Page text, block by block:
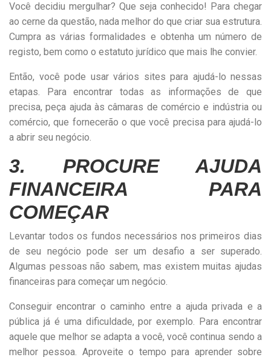
Você decidiu mergulhar? Que seja conhecido! Para chegar
ao cerne da questão, nada melhor do que criar sua estrutura.
Cumpra as várias formalidades e obtenha um número de
registo, bem como o estatuto jurídico que mais lhe convier.
Então, você pode usar vários sites para ajudá-lo nessas
etapas. Para encontrar todas as informações de que
precisa, peça ajuda às câmaras de comércio e indústria ou
comércio, que fornecerão o que você precisa para ajudá-lo
a abrir seu negócio.
3. PROCURE AJUDA
FINANCEIRA PARA
COMEÇAR
Levantar todos os fundos necessários nos primeiros dias
de seu negócio pode ser um desafio a ser superado.
Algumas pessoas não sabem, mas existem muitas ajudas
financeiras para começar um negócio.
Conseguir encontrar o caminho entre a ajuda privada e a
pública já é uma dificuldade, por exemplo. Para encontrar
aquele que melhor se adapta a você, você continua sendo a
melhor pessoa. Aproveite o tempo para aprender sobre